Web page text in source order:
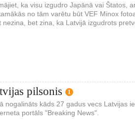
ka visu izgudro Japānā vai Štatos,
no tām varētu būt VEF Minox
nezina, bet zina, ka Latvijā izgudrots
pilsonis 1
nogalināts kāds 27 gadus vecs Latvijas
portāls "Breaking News".